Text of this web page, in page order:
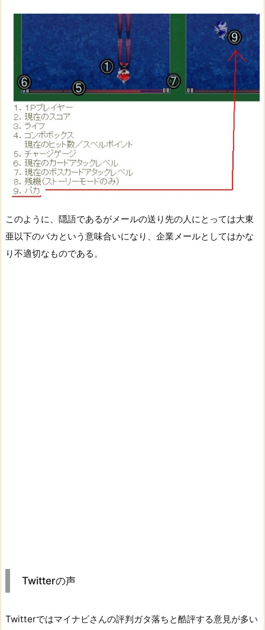
このように、隠語であるがメールの送り先の人にとっては大東
亜以下のバカという意味合いになり、企業メールとしてはかな
り不適切なものである。
Twitterの声
Twitterではマイナビさんの評判ガタ落ちと酷評する意見が多い